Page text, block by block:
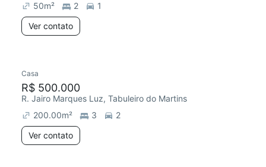
50m² 2
1
Ver contato
Casa
R$ 500.000
R. Jairo Marques Luz, Tabuleiro do Martins
200.00m² 3
2
Ver contato